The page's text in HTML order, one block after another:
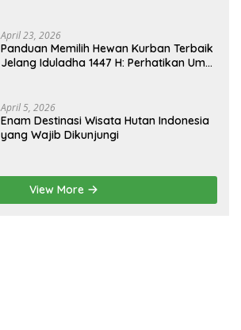
April 23, 2026
Panduan Memilih Hewan Kurban Terbaik
Jelang Iduladha 1447 H: Perhatikan Umur
April 5, 2026
Enam Destinasi Wisata Hutan Indonesia
yang Wajib Dikunjungi
View More